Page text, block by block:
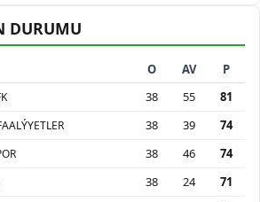
DURUMU
O AV
P
38 55
81
38 39
74
38 46
74
38 24
71